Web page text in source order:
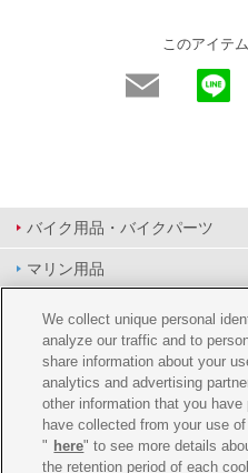
このアイテ
バイク用品・バイクパーツ
マリン用品
PAS/YPJ用品
その他用品
イベント&エンターテイメント
オンラインショップ
We collect unique personal
analyze our traffic and to
share information about your
analytics and advertising
other information that you
have collected from your use
" here" to see more details
the retention period of each